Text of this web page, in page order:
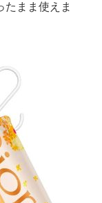
たまま使えま